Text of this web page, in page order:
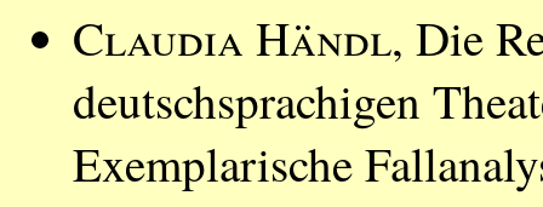
Claudia Händl, Die
deutschsprachigen
Exemplarische